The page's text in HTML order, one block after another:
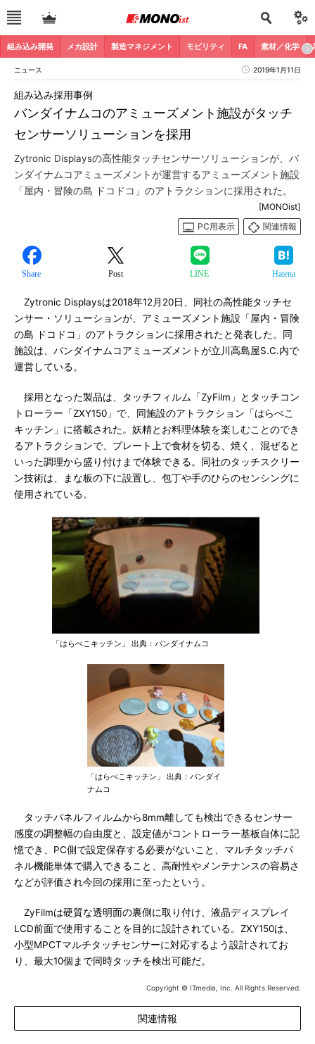
組み込み開発 メカ設計 製造マネジメント モビリティ FA 素材／化学
ニュース 2019年1月11日
バンダイナムコのアミューズメント施設がタッチ
センサーソリューションを採用
組み込み採用事例
Zytronic Displaysの高性能タッチセンサーソリューションが、バ
ンダイナムコアミューズメントが運営するアミューズメント施設
「屋内・冒険の島 ドコドコ」のアトラクションに採用された。
[MONOist]
PC用表示
関連情報
Share Post LINE Hatena
Zytronic Displaysは2018年12月20日、同社の高性能タッチセ
ンサー・ソリューションが、アミューズメント施設「屋内・冒険
の島 ドコドコ」のアトラクションに採用されたと発表した。同
施設は、バンダイナムコアミューズメントが立川高島屋S.C.内で
運営している。
採用となった製品は、タッチフィルム「ZyFilm」とタッチコン
トローラー「ZXY150」で、同施設のアトラクション「はらぺこ
キッチン」に搭載された。妖精とお料理体験を楽しむことのでき
るアトラクションで、プレート上で食材を切る、焼く、混ぜると
いった調理から盛り付けまで体験できる。同社のタッチスクリー
ン技術は、まな板の下に設置し、包丁や手のひらのセンシングに
使用されている。
「はらぺこキッチン」 出典：バンダイナムコ
「はらぺこキッチン」 出典：バンダイ
ナムコ
タッチパネルフィルムから8mm離しても検出できるセンサー
感度の調整幅の自由度と、設定値がコントローラー基板自体に記
憶でき、PC側で設定保存する必要がないこと、マルチタッチパ
ネル機能単体で購入できること、高耐性やメンテナンスの容易さ
などが評価され今回の採用に至ったという。
ZyFilmは硬質な透明面の裏側に取り付け、液晶ディスプレイ
LCD前面で使用することを目的に設計されている。ZXY150は、
小型MPCTマルチタッチセンサーに対応するよう設計されてお
り、最大10個まで同時タッチを検出可能だ。
Copyright © ITmedia, Inc. All Rights Reserved.
関連情報